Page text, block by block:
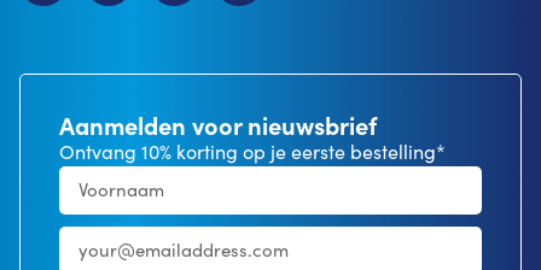
Aanmelden voor nieuwsbrief
Ontvang 10% korting op je eerste bestelling*